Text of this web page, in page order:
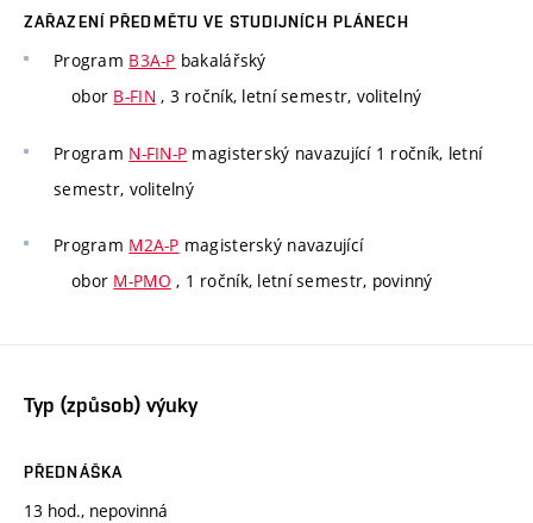
ZAŘAZENÍ PŘEDMĚTU VE STUDIJNÍCH PLÁNECH
Program B3A-P bakalářský
obor B-FIN , 3 ročník, letní semestr, volitelný
Program N-FIN-P magisterský navazující 1 ročník, letní
semestr, volitelný
Program M2A-P magisterský navazující
obor M-PMO , 1 ročník, letní semestr, povinný
Typ (způsob) výuky
PŘEDNÁŠKA
13 hod., nepovinná